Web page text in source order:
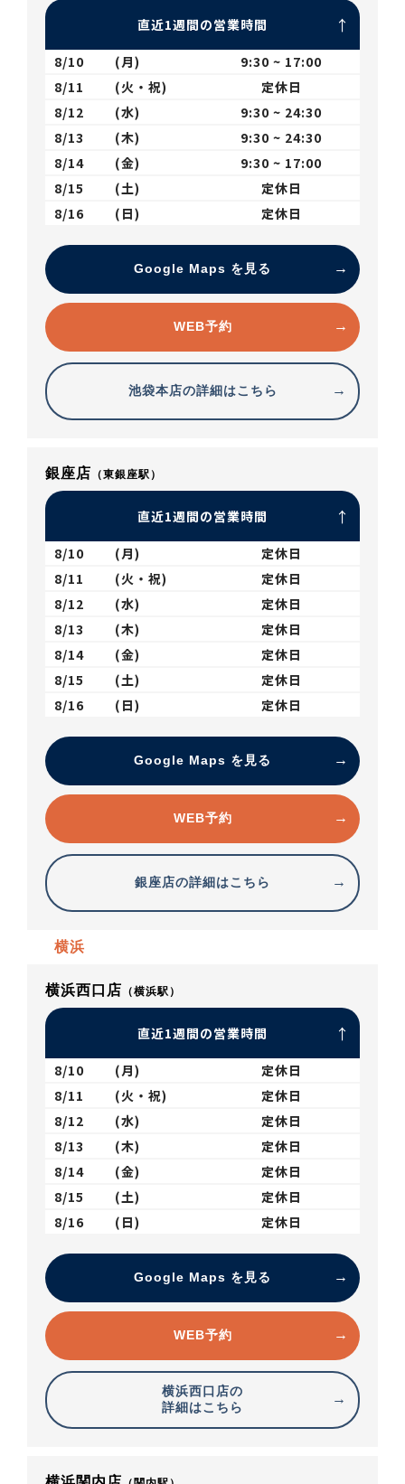
直近1週間の営業時間
8/10 (月)
9:30 ~ 17:00
8/11
(火・祝)
定休日
8/12
(水)
9:30 ~ 24:30
8/13
(木)
9:30 ~ 24:30
8/14
(金)
9:30 ~ 17:00
8/15
(土)
定休日
8/16
(日) 定休日
Google Maps を見る
WEB予約
池袋本店の詳細はこちら
銀座店 （東銀座駅）
直近1週間の営業時間
8/10 (月)
定休日
8/11
(火・祝)
定休日
8/12
(水)
定休日
8/13
(木)
定休日
8/14
(金)
定休日
8/15
(土)
定休日
8/16
(日) 定休日
Google Maps を見る
WEB予約
銀座店の詳細はこちら
横浜
横浜西口店 （横浜駅）
直近1週間の営業時間
8/10 (月)
定休日
8/11
(火・祝)
定休日
8/12
(水)
定休日
8/13
(木)
定休日
8/14
(金)
定休日
8/15
(土)
定休日
8/16
(日) 定休日
Google Maps を見る
WEB予約
横浜西口店の
詳細はこちら